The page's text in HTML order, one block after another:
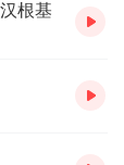
根基